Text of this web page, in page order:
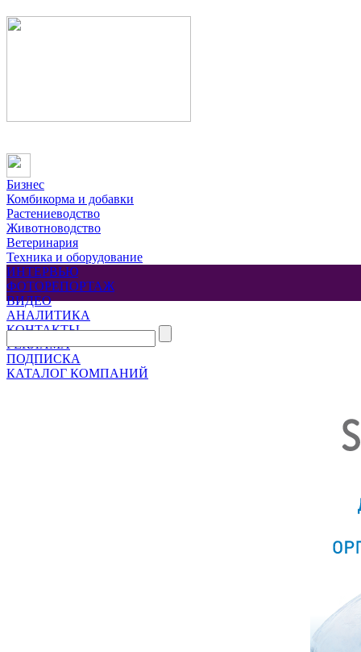
Бизнес
Комбикорма и добавки
Растениеводство
Животноводство
Ветеринария
Техника и оборудование
ИНТЕРВЬЮ
ФОТОРЕПОРТАЖ
ВИДЕО
АНАЛИТИКА
КОНТАКТЫ
РЕКЛАМА
ПОДПИСКА
КАТАЛОГ КОМПАНИЙ